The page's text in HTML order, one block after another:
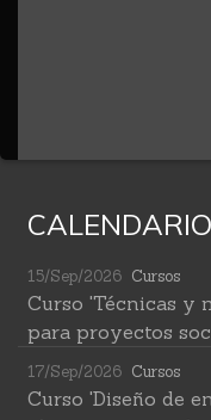
15/Sep/2026 Cursos
Curso 'Técnicas y
para proyectos
17/Sep/2026 Cursos
Curso 'Diseño de